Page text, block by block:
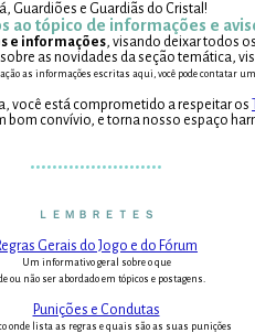
Guardiões e Guardiãs do Cristal!
ao tópico de informações e
e informações, visando deixar todos
as novidades da seção temática,
as informações escritas aqui, você pode contatar
você está comprometido a respeitar os
bom convívio, e torna nosso espaço
••••••••••••••••••••••••
Ｌ Ｅ Ｍ Ｂ Ｒ Ｅ Ｔ Ｅ Ｓ
Gerais do Jogo e do Fórum
Um informativo geral sobre o que
ou não ser abordado em tópicos e postagens.
Punições e Condutas
onde lista as regras e quais são as suas punições